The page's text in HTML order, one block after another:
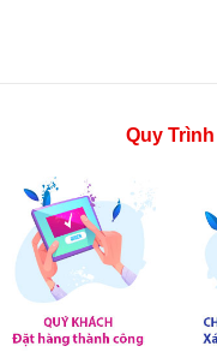
Quy